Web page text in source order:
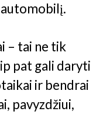
– tai ne tik
pat gali daryti
ir bendrai
pavyzdžiui,